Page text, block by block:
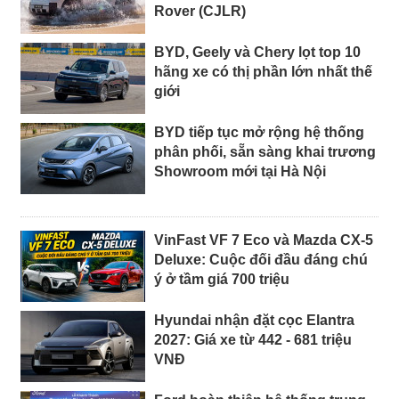
Rover (CJLR)
BYD, Geely và Chery lọt top 10
hãng xe có thị phần lớn nhất thế
giới
BYD tiếp tục mở rộng hệ thống
phân phối, sẵn sàng khai trương
Showroom mới tại Hà Nội
VinFast VF 7 Eco và Mazda CX-5
Deluxe: Cuộc đối đầu đáng chú
ý ở tầm giá 700 triệu
Hyundai nhận đặt cọc Elantra
2027: Giá xe từ 442 - 681 triệu
VNĐ